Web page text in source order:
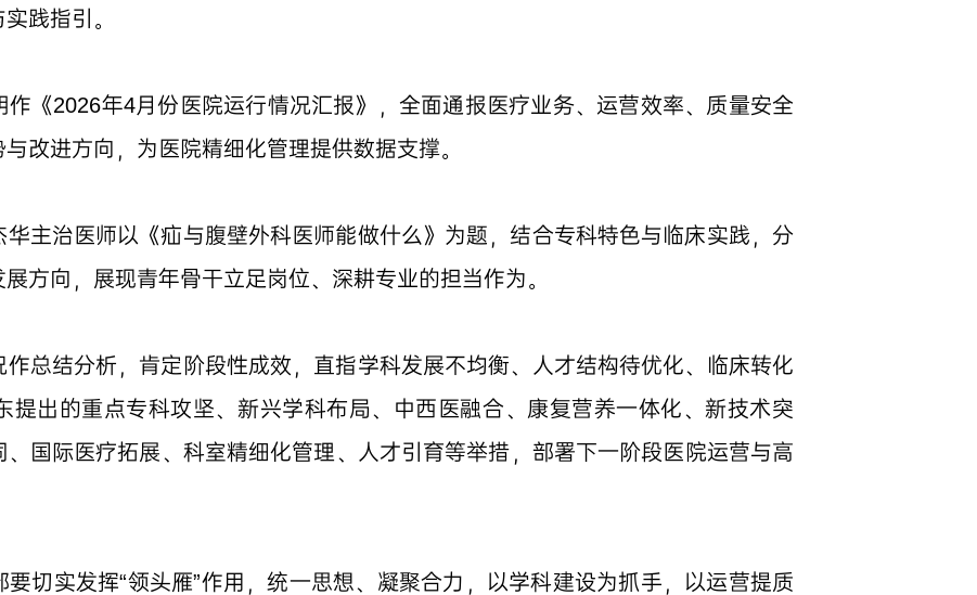
践指引。
作《2026年4月份医院运行情况汇报》，全面通报医疗业务、运营效率、质量安全
改进方向，为医院精细化管理提供数据支撑。
主治医师以《疝与腹壁外科医师能做什么》为题，结合专科特色与临床实践，分
方向，展现青年骨干立足岗位、深耕专业的担当作为。
作总结分析，肯定阶段性成效，直指学科发展不均衡、人才结构待优化、临床转化
提出的重点专科攻坚、新兴学科布局、中西医融合、康复营养一体化、新技术突
国际医疗拓展、科室精细化管理、人才引育等举措，部署下一阶段医院运营与高
切实发挥“领头雁”作用，统一思想、凝聚合力，以学科建设为抓手，以运营提质